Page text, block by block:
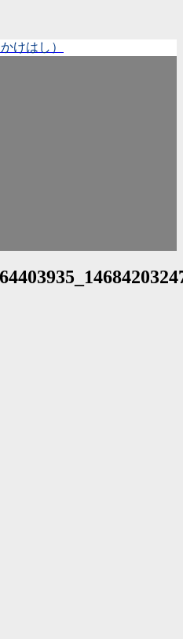
けはし）